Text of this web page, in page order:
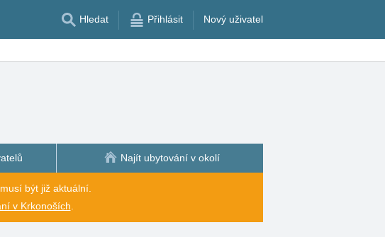
Hledat Přihlásit Nový uživatel
Najít ubytování v okolí
být již aktuální.
v Krkonoších